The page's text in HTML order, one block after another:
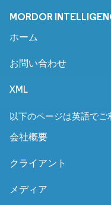
MORDOR
ホーム
お問い合わせ
XML
以下のページは英語でご
会社概要
クライアント
メディア